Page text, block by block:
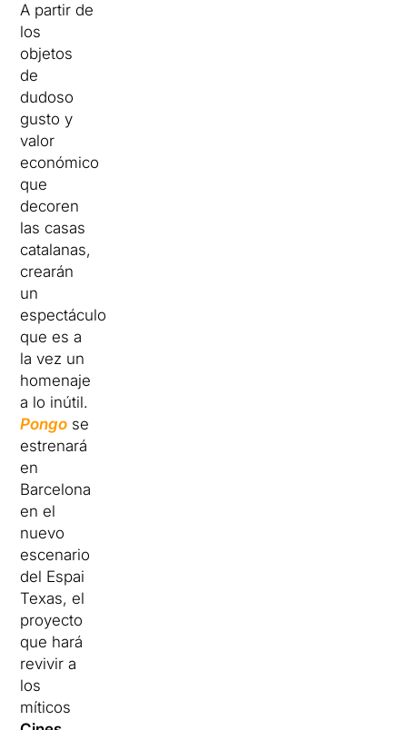
A partir de
los
objetos
de
dudoso
gusto y
valor
económico
que
decoren
las casas
catalanas,
crearán
un
espectáculo
que es a
la vez un
homenaje
a lo inútil.
Pongo se
estrenará
en
Barcelona
en el
nuevo
escenario
del Espai
Texas, el
proyecto
que hará
revivir a
los
míticos